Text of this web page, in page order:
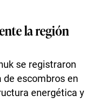
la región
se registraron
escombros en
energética y